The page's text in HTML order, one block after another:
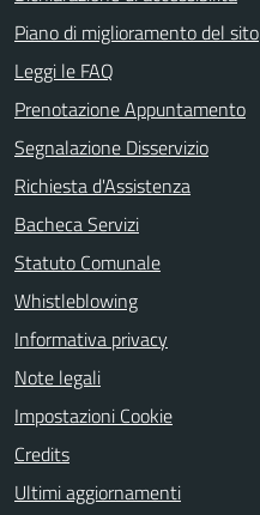
Piano di miglioramento del sito
Leggi le FAQ
Prenotazione Appuntamento
Segnalazione Disservizio
Richiesta d'Assistenza
Bacheca Servizi
Statuto Comunale
Whistleblowing
Informativa privacy
Note legali
Impostazioni Cookie
Credits
Ultimi aggiornamenti